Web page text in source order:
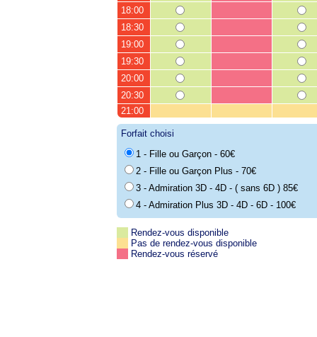
18:00
18:30
19:00
19:30
20:00
20:30
21:00
Forfait choisi
1 - Fille ou Garçon - 60€
2 - Fille ou Garçon Plus - 70€
3 - Admiration 3D - 4D - ( sans 6D ) 85€
4 - Admiration Plus 3D - 4D - 6D - 100€
Rendez-vous disponible
Pas de rendez-vous disponible
Rendez-vous réservé